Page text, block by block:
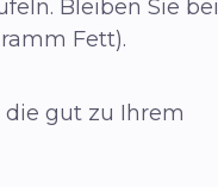
Bleiben Sie bei
Fett).
gut zu Ihrem